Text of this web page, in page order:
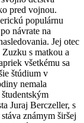
pred vojnou.
populárnu
návrate na
Jej otec
s matkou a
všetkému sa
štúdium v
nemala
Juraj Berczeller, s
známym širšej